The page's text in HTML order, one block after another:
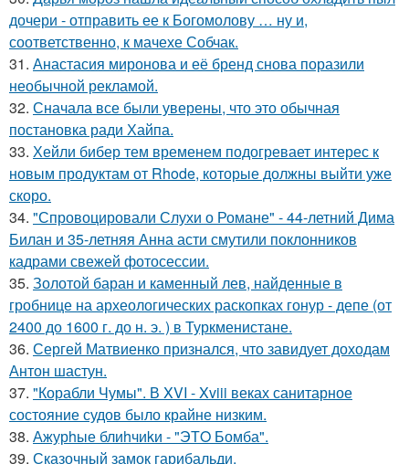
дочери - отправить ее к Богомолову … ну и,
соответственно, к мачехе Собчак.
31. Анастасия миронова и её бренд снова поразили
необычной рекламой.
32. Сначала все были уверены, что это обычная
постановка ради Хайпа.
33. Хейли бибер тем временем подогревает интерес к
новым продуктам от Rhode, которые должны выйти уже
скоро.
34. "Спровоцировали Слухи о Романе" - 44-летний Дима
Билан и 35-летняя Анна асти смутили поклонников
кадрами свежей фотосессии.
35. Золотой баран и каменный лев, найденные в
гробнице на археологических раскопках гонур - депе (от
2400 до 1600 г. до н. э. ) в Туркменистане.
36. Сергей Матвиенко признался, что завидует доходам
Антон шастун.
37. "Корабли Чумы". В XVI - Xviii веках санитарное
состояние судов было крайне низким.
38. Ажурhые блиhчиkи - "ЭТO Бомба".
39. Сказочный замок гарибальди.